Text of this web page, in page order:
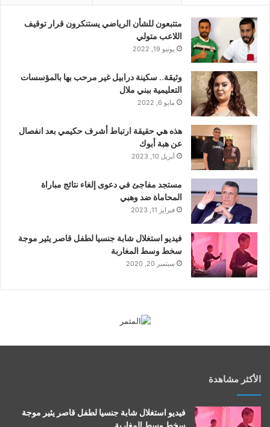
متتبعون للشأن الرياضي يستنكرون قرار توقيف
اللاعب متولي
يونيو 19, 2022
وثيقة.. سكينة درابيل غير مرحب بها بالمؤسسات
التعليمية ببني ملال
مايو 6, 2022
هذه هي حقيقة ارتباط أشرف حكيمي بعد انفصال
عن هبة أبوك
أبريل 10, 2023
مستجد مفاجئ في دعوى إلغاء نتائج مباراة
المحاماة ضد وهبي
فبراير 11, 2023
فيديو استغلال شابة جنسيا لطفل قاصر يثير موجة
سخط وسط المغاربة
سبتمبر 20, 2020
الأكثر مشاهدة
فيديو استغلال شابة جنسيا لطفل قاصر يثير موجة